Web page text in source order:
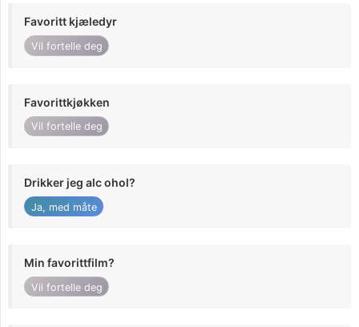
Favoritt kjæledyr
Vil fortelle deg
Favorittkjøkken
Vil fortelle deg
Drikker jeg alc ohol?
Ja, med måte
Min favorittfilm?
Vil fortelle deg